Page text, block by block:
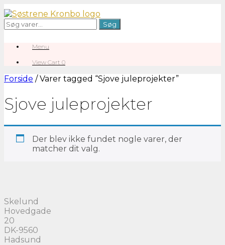
Gå
til
indhold
Søg
efter:
Søg
Menu
View
cart
View Cart 0
Forside / Varer tagged “Sjove juleprojekter”
Sjove juleprojekter
Der blev ikke fundet nogle varer, der
matcher dit valg.
Skelund
Hovedgade
20
DK-9560
Hadsund